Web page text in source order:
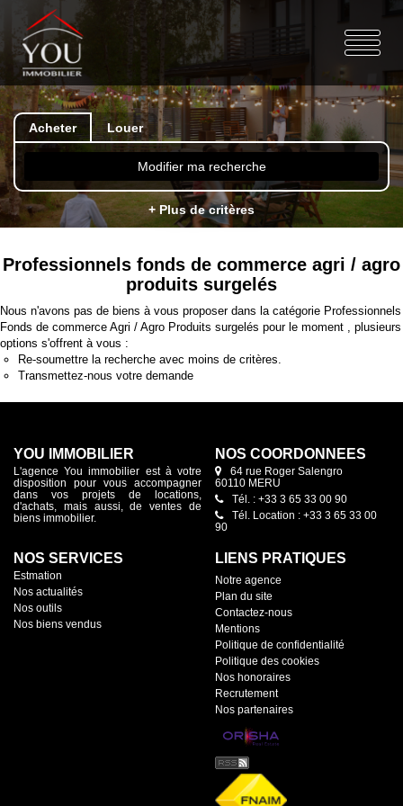
Acheter Louer
Modifier ma recherche
+ Plus de critères
Professionnels fonds de commerce agri / agro
produits surgelés
Nous n'avons pas de biens à vous proposer dans la catégorie Professionnels
Fonds de commerce Agri / Agro Produits surgelés pour le moment , plusieurs
options s'offrent à vous :
Re-soumettre la recherche avec moins de critères.
Transmettez-nous votre demande
YOU IMMOBILIER
L'agence You immobilier est à votre
disposition pour vous accompagner
dans vos projets de locations,
d'achats, mais aussi, de ventes de
biens immobilier.
NOS COORDONNÉES
64 rue Roger Salengro
60110 MERU
Tél. : +33 3 65 33 00 90
Tél. Location : +33 3 65 33 00
90
NOS SERVICES
Estmation
Nos actualités
Nos outils
Nos biens vendus
LIENS PRATIQUES
Notre agence
Plan du site
Contactez-nous
Mentions
Politique de confidentialité
Politique des cookies
Nos honoraires
Recrutement
Nos partenaires